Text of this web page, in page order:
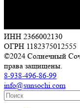
ИНН 2366002130
ОГРН 1182375012555
©2024 Солнечный
права защищены.
8-938-496-86-99
info@sunsochi.com